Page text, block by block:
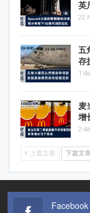
英
22
五
存
1
麦
增
2
上篇文章 下篇文章
Facebook